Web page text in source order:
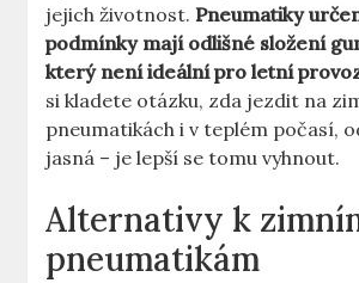
jejich životnost.Pneumatiky
podmínky mají odlišné složení
který není ideální pro letní
si kladete otázku, zda jezdit na
pneumatikách i v teplém počasí,
jasná – je lepší se tomu vyhnout.
Alternativy k
pneumatikám